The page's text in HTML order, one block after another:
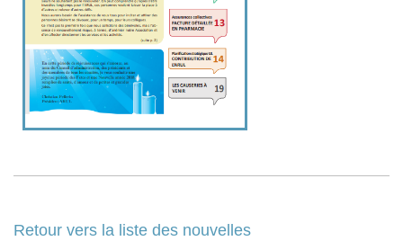
Retour vers la liste des nouvelles